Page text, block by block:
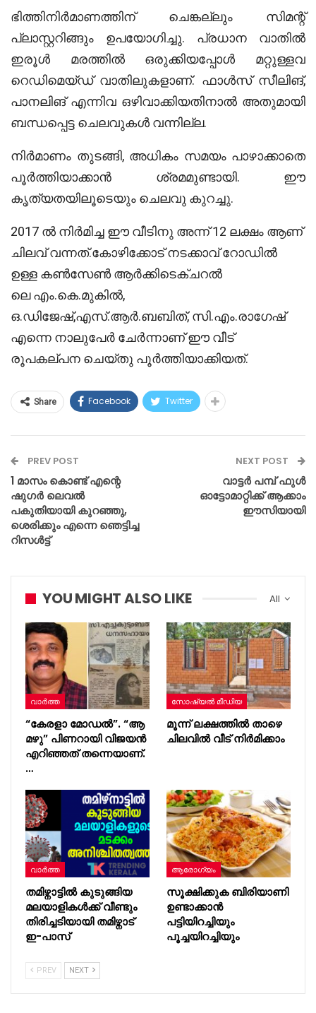
ഭിത്തിനിർമാണത്തിന് ചെങ്കല്ലും സിമന്റ്
പ്ലാസ്റ്ററിങ്ങും ഉപയോഗിച്ചു. പ്രധാന വാതിൽ
ഇരൂൾ മരത്തിൽ ഒരുക്കിയപ്പോൾ മറ്റുള്ളവ
റെഡിമെയ്ഡ് വാതിലുകളാണ്. ഫാൾസ് സീലിങ്,
പാനലിങ് എന്നിവ ഒഴിവാക്കിയതിനാൽ അതുമായി
ബന്ധപ്പെട്ട ചെലവുകൾ വന്നില്ല.
നിർമാണം തുടങ്ങി, അധികം സമയം പാഴാക്കാതെ
പൂർത്തിയാക്കാൻ‌ ശ്രമമുണ്ടായി. ഈ
കൃത്യതയിലൂടെയും ചെലവു കുറച്ചു.
2017 ൽ നിർമിച്ച ഈ വീടിനു അന്ന് 12 ലക്ഷം ആണ്
ചിലവ് വന്നത്.കോഴിക്കോട് നടക്കാവ് റോഡിൽ
ഉള്ള കൺസേൺ ആർക്കിടെക്ചറൽ
ലെ എം.കെ.മുകിൽ,
ഒ.ഡിജേഷ്,എസ്.ആർ.ബബിത്, സി.എം.രാഗേഷ്
എന്നെ നാലുപേർ ചേർന്നാണ് ഈ വീട്
രൂപകല്പന ചെയ്തു പൂർത്തിയാക്കിയത്.
Share Facebook Twitter
PREV POST
1 മാസം കൊണ്ട് എന്റെ
ഷുഗർ ലെവൽ
പകുതിയായി കുറഞ്ഞു,
ശെരിക്കും എന്നെ ഞെട്ടിച്ച
റിസൾട്ട്
NEXT POST
വാട്ടർ പമ്പ് ഫുൾ
ഓട്ടോമാറ്റിക്ക് ആക്കാം
ഈസിയായി
All
YOU MIGHT ALSO LIKE
വാർത്ത
“കേരളാ മോഡൽ”. “ആ
മഴു” പിണറായി വിജയൻ
എറിഞ്ഞത് തന്നെയാണ്.
…
സോഷ്യൽ മീഡിയ
മൂന്ന് ലക്ഷത്തിൽ താഴെ
ചിലവിൽ വീട് നിർമിക്കാം
വാർത്ത
തമിഴ്നാട്ടിൽ കുടുങ്ങിയ
മലയാളികൾക്ക് വീണ്ടും
തിരിച്ചടിയായി തമിഴ്നാട്
ഇ-പാസ്
ആരോഗ്യം
സൂക്ഷിക്കുക ബിരിയാണി
ഉണ്ടാക്കാൻ
പട്ടിയിറച്ചിയും
പൂച്ചയിറച്ചിയും
PREV NEXT